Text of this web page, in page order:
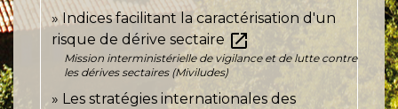
Indices facilitant la caractérisation d'un
risque de dérive sectaire open_in_new
Mission interministérielle de vigilance et de lutte contre
les dérives sectaires (Miviludes)
Les stratégies internationales des